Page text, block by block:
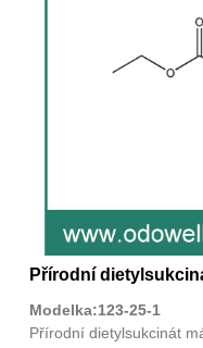
Přírodní
Modelka:123-25-1
Přírodní dietylsukcinát